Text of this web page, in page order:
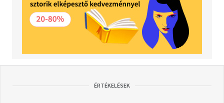
ÉRTÉKELÉSEK